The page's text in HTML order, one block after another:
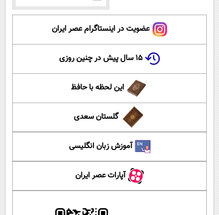
عضویت در اینستاگرام عصر ایران
۱۵ سال پیش در چنین روزی
این لحظه با حافظ
گلستان سعدی
آموزش زبان انگلیسی
آپارات عصر ایران